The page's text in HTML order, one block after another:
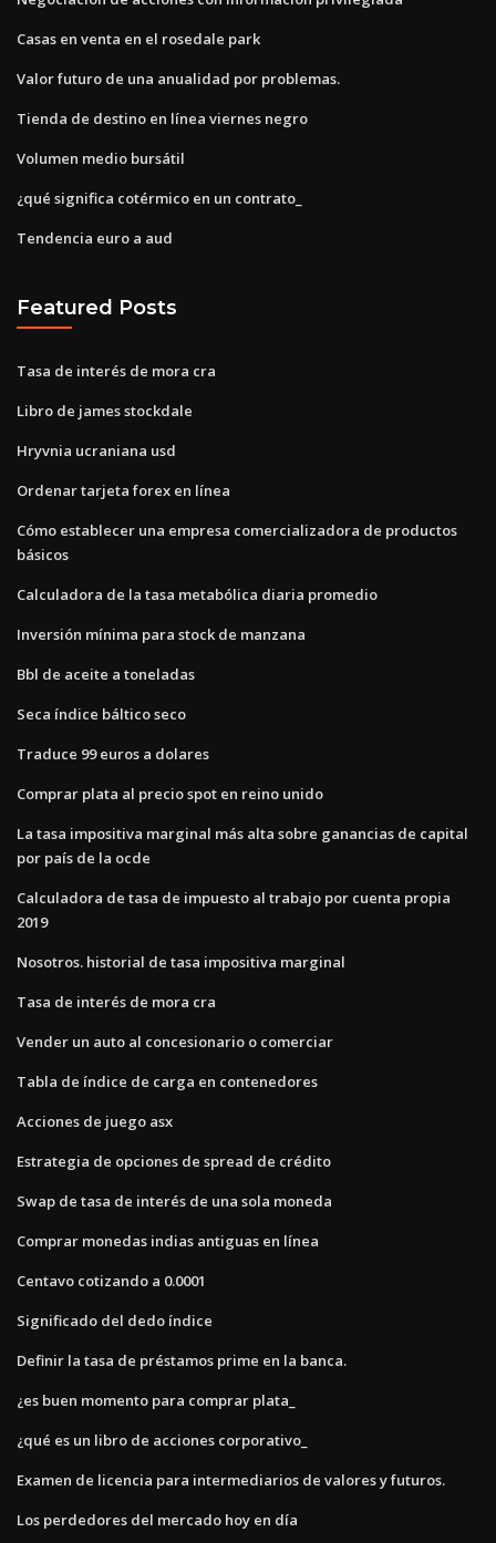
Casas en venta en el rosedale park
Valor futuro de una anualidad por problemas.
Tienda de destino en línea viernes negro
Volumen medio bursátil
¿qué significa cotérmico en un contrato_
Tendencia euro a aud
Featured Posts
Tasa de interés de mora cra
Libro de james stockdale
Hryvnia ucraniana usd
Ordenar tarjeta forex en línea
Cómo establecer una empresa comercializadora de productos
básicos
Calculadora de la tasa metabólica diaria promedio
Inversión mínima para stock de manzana
Bbl de aceite a toneladas
Seca índice báltico seco
Traduce 99 euros a dolares
Comprar plata al precio spot en reino unido
La tasa impositiva marginal más alta sobre ganancias de capital
por país de la ocde
Calculadora de tasa de impuesto al trabajo por cuenta propia
2019
Nosotros. historial de tasa impositiva marginal
Tasa de interés de mora cra
Vender un auto al concesionario o comerciar
Tabla de índice de carga en contenedores
Acciones de juego asx
Estrategia de opciones de spread de crédito
Swap de tasa de interés de una sola moneda
Comprar monedas indias antiguas en línea
Centavo cotizando a 0.0001
Significado del dedo índice
Definir la tasa de préstamos prime en la banca.
¿es buen momento para comprar plata_
¿qué es un libro de acciones corporativo_
Examen de licencia para intermediarios de valores y futuros.
Los perdedores del mercado hoy en día